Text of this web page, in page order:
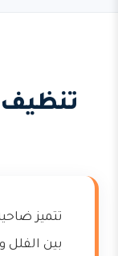
تتميز
بين الفلل